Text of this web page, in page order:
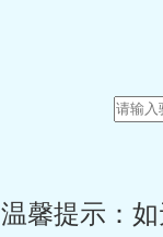
温馨提示：如